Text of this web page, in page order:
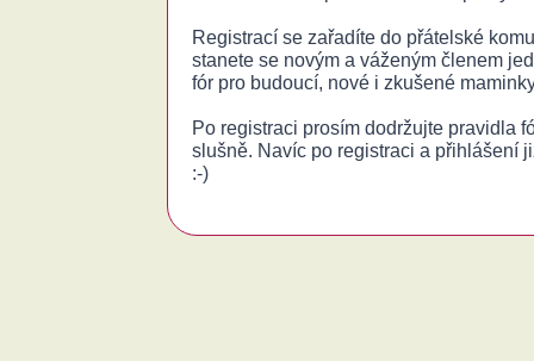
Registrací se zařadíte do přátelské
stanete se novým a váženým členem
fór pro budoucí, nové i zkušené
Po registraci prosím dodržujte pravidla
slušně. Navíc po registraci a přihlášení
:-)